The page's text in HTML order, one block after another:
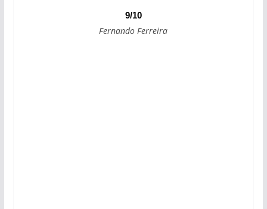
9/10
Fernando Ferreira